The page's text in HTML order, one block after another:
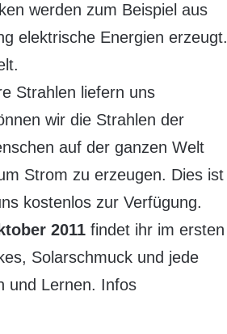
werden zum Beispiel aus
elektrische Energien erzeugt.
Strahlen liefern uns
wir die Strahlen der
auf der ganzen Welt
Strom zu erzeugen. Dies ist
kostenlos zur Verfügung.
2011 findet ihr im ersten
Solarschmuck und jede
und Lernen. Infos